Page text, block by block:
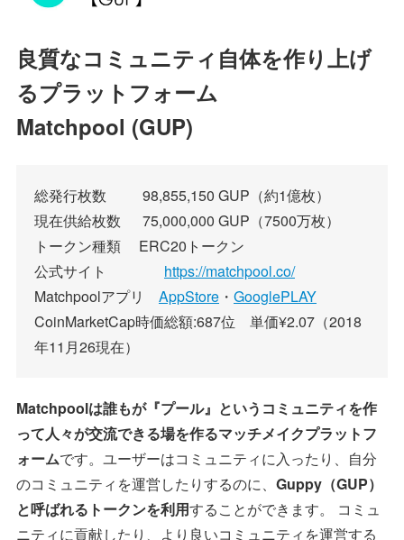
良質なコミュニティ自体を作り上げ
るプラットフォーム
Matchpool (GUP)
総発行枚数 98,855,150 GUP（約1億枚）
現在供給枚数 75,000,000 GUP（7500万枚）
トークン種類 ERC20トークン
公式サイト https://matchpool.co/
Matchpoolアプリ AppStore ・ GooglePLAY
CoinMarketCap時価総額:687位 単価¥2.07（2018
年11月26現在）
Matchpoolは誰もが『プール』というコミュニティを作
って人々が交流できる場を作るマッチメイクプラットフ
ォームです。ユーザーはコミュニティに入ったり、自分
のコミュニティを運営したりするのに、 Guppy（GUP）
と呼ばれるトークンを利用することができます。 コミュ
ニティに貢献したり、より良いコミュニティを運営する